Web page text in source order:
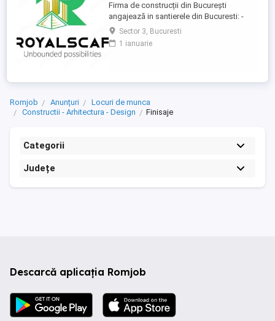
Firma de construcții din București
angajează in santierele din Bucuresti: -
RIGIPSAR si montator casetat Se ofera: -
angajare cu carte de munca - salariu de la
8500 lei luna în funcție de experienta, cu
intre salarii; - ...
Sector 3, Bucuresti
1 ianuarie
Romjob Anunțuri
Locuri de munca
Constructii - Arhitectura - Design
Finisaje
Categorii
Județe
Descarcă aplicația Romjob